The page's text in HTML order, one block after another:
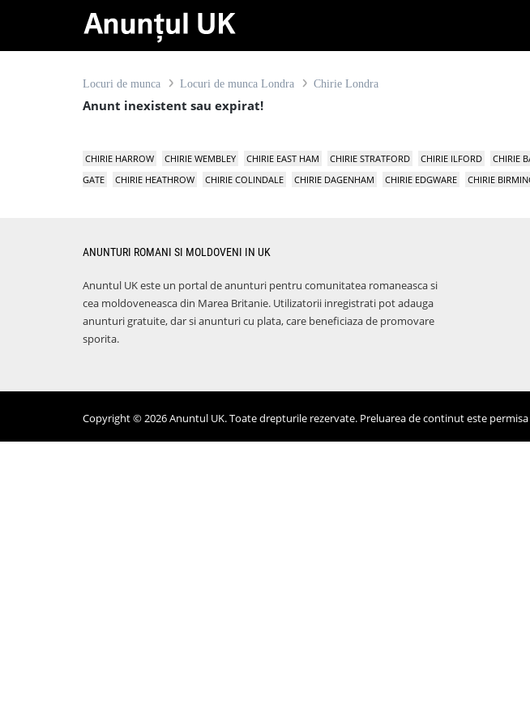
Locuri de munca Locuri de munca Londra Chirie Londra
Anunt inexistent sau expirat!
CHIRIE HARROW CHIRIE WEMBLEY CHIRIE EAST HAM CHIRIE STRATFORD CHIRIE ILFORD CHIRIE
GATE
CHIRIE HEATHROW CHIRIE COLINDALE CHIRIE DAGENHAM CHIRIE EDGWARE CHIRIE
ANUNTURI ROMANI SI MOLDOVENI IN UK
Anuntul UK este un portal de anunturi pentru comunitatea romaneasca si
cea moldoveneasca din Marea Britanie. Utilizatorii inregistrati pot adauga
anunturi gratuite, dar si anunturi cu plata, care beneficiaza de promovare
sporita.
Copyright © 2026 Anuntul UK. Toate drepturile rezervate. Preluarea de continut este